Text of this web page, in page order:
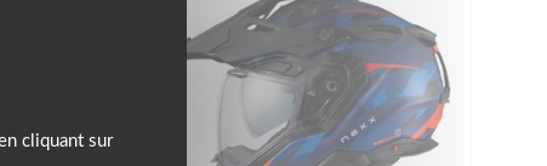
cliquant sur